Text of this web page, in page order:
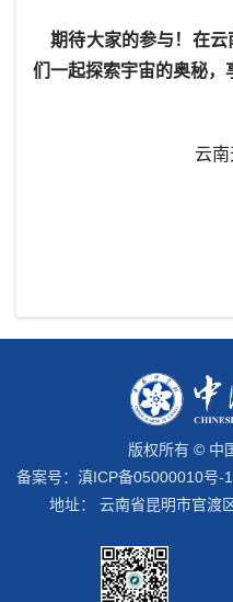
期待大家的参与！在云
们一起探索宇宙的奥秘，
云
版权所有 © 中
备案号： 滇ICP备05000010号-1
地址： 云南省昆明市官